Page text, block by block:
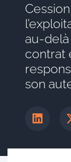
au-
contrat
son